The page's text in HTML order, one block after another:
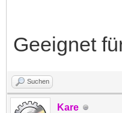
Geeignet
Suchen
Kare